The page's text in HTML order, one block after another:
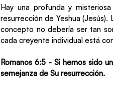
Hay una profunda y
resurrección de Yeshua
concepto no debería ser tan
cada creyente individual está
Romanos 6:5 - Si hemos sido
semejanza de Su resurrección.